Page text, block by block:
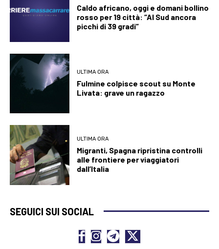
Caldo africano, oggi e domani bollino
rosso per 19 città: “Al Sud ancora
picchi di 39 gradi”
ULTIMA ORA
Fulmine colpisce scout su Monte
Livata: grave un ragazzo
ULTIMA ORA
Migranti, Spagna ripristina controlli
alle frontiere per viaggiatori
dall’Italia
SEGUICI SUI SOCIAL